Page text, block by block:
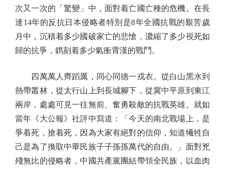
次又一次的「驚變」中，面對着亡國亡種的危機。在長
達14年的反抗日本侵略者特別是8年全國抗戰的艱苦歲
月中，沉積着多少國破家亡的悲愴，濃縮了多少視死如
歸的抗爭，鐫刻着多少氣衝霄漢的戰鬥。
四萬萬人齊蹈厲，同心同德一戎衣。從白山黑水到
熱帶叢林，從太行山上到長城腳下，從冀中平原到東江
兩岸，處處可見一往無前、奮勇殺敵的抗戰英雄。就如
當年《大公報》社評中寫道：「今天的南北戰場上，是
爭着死，搶着死，因為大家有絕對的信仰，知道犧牲自
己是為了換取中華民族子子孫孫萬代的自由。」面對兇
殘無比的侵略者，中國共產黨團結帶領全民族，以血肉